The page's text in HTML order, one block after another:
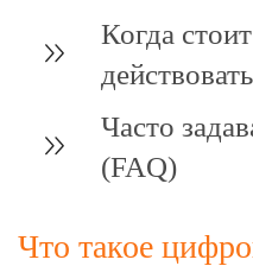
Когда
Часто
(FAQ)
Что такое